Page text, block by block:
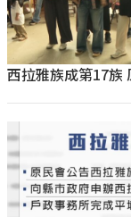
西拉雅族成第17族